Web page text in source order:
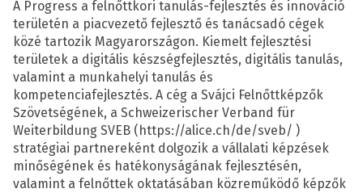
A Progress a felnőttkori tanulás-fejlesztés és innováció
területén a piacvezető fejlesztő és tanácsadó cégek
közé tartozik Magyarországon. Kiemelt fejlesztési
területek a digitális készségfejlesztés, digitális tanulás,
valamint a munkahelyi tanulás és
kompetenciafejlesztés. A cég a Svájci Felnőttképzők
Szövetségének, a Schweizerischer Verband für
Weiterbildung SVEB (https://alice.ch/de/sveb/ )
stratégiai partnereként dolgozik a vállalati képzések
minőségének és hatékonyságának fejlesztésén,
valamint a felnőttek oktatásában közreműködő képzők